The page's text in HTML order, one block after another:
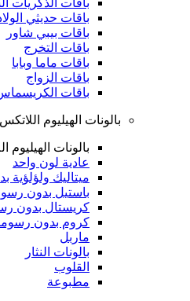
باقات حديثي
باقات بيبي شاور
باقات التخرج
باقات ماما وبابا
باقات الزواج
باقات
بالونات الهيليوم اللاتكس
بالونات الهيليوم
عادية لون واحد
ميتاليك
باستيل بدون
كريستال بدون
كروم بدون
ماربل
بالونات النثار
القلوب
مطبوعة